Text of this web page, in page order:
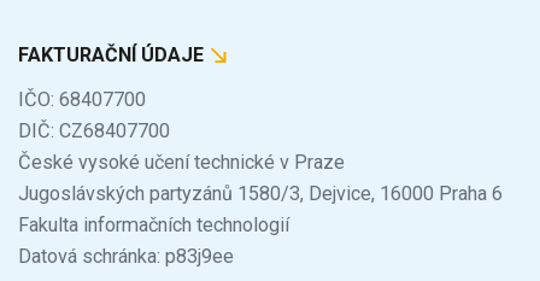
FAKTURAČNÍ ÚDAJE
IČO: 68407700
DIČ: CZ68407700
České vysoké učení technické v Praze
Jugoslávských partyzánů 1580/3, Dejvice, 16000 Praha 6
Fakulta informačních technologií
Datová schránka: p83j9ee